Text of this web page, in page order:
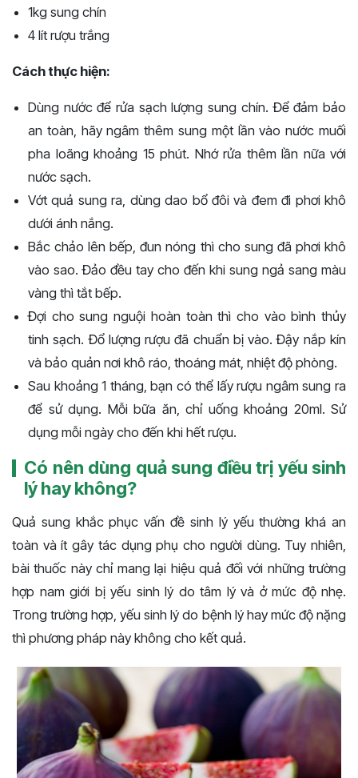
1kg sung chín
4 lít rượu trắng
Cách thực hiện:
Dùng nước để rửa sạch lượng sung chín. Để đảm bảo
an toàn, hãy ngâm thêm sung một lần vào nước muối
pha loãng khoảng 15 phút. Nhớ rửa thêm lần nữa với
nước sạch.
Vớt quả sung ra, dùng dao bổ đôi và đem đi phơi khô
dưới ánh nắng.
Bắc chảo lên bếp, đun nóng thì cho sung đã phơi khô
vào sao. Đảo đều tay cho đến khi sung ngả sang màu
vàng thì tắt bếp.
Đợi cho sung nguội hoàn toàn thì cho vào bình thủy
tinh sạch. Đổ lượng rượu đã chuẩn bị vào. Đậy nắp kín
và bảo quản nơi khô ráo, thoáng mát, nhiệt độ phòng.
Sau khoảng 1 tháng, bạn có thể lấy rượu ngâm sung ra
để sử dụng. Mỗi bữa ăn, chỉ uống khoảng 20ml. Sử
dụng mỗi ngày cho đến khi hết rượu.
Có nên dùng quả sung điều trị yếu sinh
lý hay không?
Quả sung khắc phục vấn đề sinh lý yếu thường khá an
toàn và ít gây tác dụng phụ cho người dùng. Tuy nhiên,
bài thuốc này chỉ mang lại hiệu quả đối với những trường
hợp nam giới bị yếu sinh lý do tâm lý và ở mức độ nhẹ.
Trong trường hợp, yếu sinh lý do bệnh lý hay mức độ nặng
thì phương pháp này không cho kết quả.